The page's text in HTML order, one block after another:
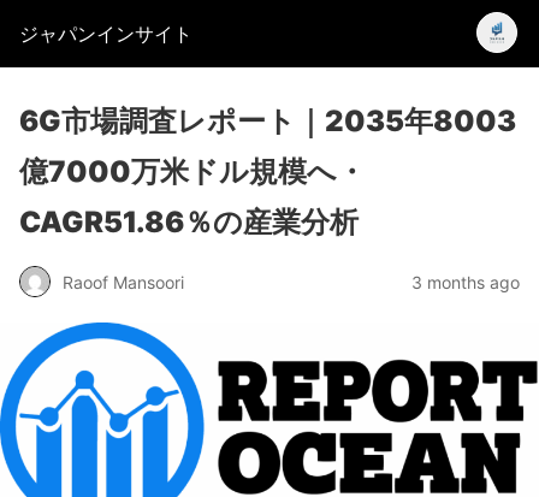
ジャパンインサイト
6G市場調査レポート｜2035年8003
億7000万米ドル規模へ・
CAGR51.86％の産業分析
Raoof Mansoori 3 months ago